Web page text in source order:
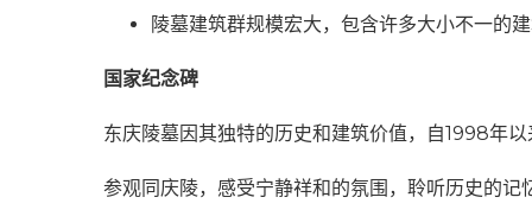
陵墓建筑群规模宏大，包含许多大小不一的
国家纪念碑
东庆陵墓因其独特的历史和建筑价值，自1998年
参观同庆陵，感受宁静祥和的氛围，聆听历史的